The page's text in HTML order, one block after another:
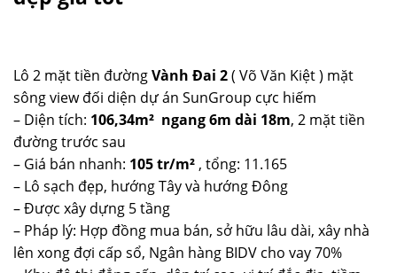
Lô 2 mặt tiền đườngVành Đai 2( Võ Văn Kiệt ) mặt
sông view đối diện dự án SunGroup cực hiếm
– Diện tích: 106,34m² ngang 6m dài 18m, 2 mặt tiền
đường trước sau
– Giá bán nhanh: 105 tr/m² , tổng: 11.165
– Lô sạch đẹp, hướng Tây và hướng Đông
– Được xây dựng 5 tầng
– Pháp lý: Hợp đồng mua bán, sở hữu lâu dài, xây nhà
lên xong đợi cấp sổ, Ngân hàng BIDV cho vay 70%